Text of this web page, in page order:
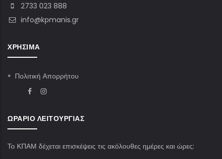
2733 023 888
info@kpmanis.gr
ΧΡΉΣΙΜΑ
Πολιτική Απορρήτου
ΩΡΆΡΙΟ ΛΕΙΤΟΥΡΓΊΑΣ
Το ΚΠΑΜ δέχεται επισκέψεις τις ακόλουθες ημέρες και ώρες: